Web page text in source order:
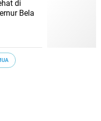
di
Bela